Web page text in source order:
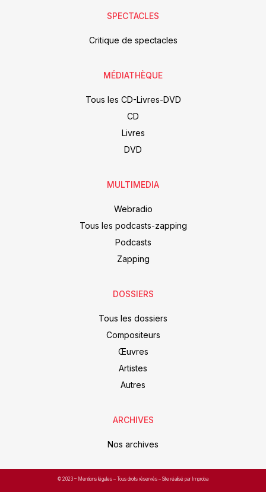
SPECTACLES
Critique de spectacles
MÉDIATHÈQUE
Tous les CD-Livres-DVD
CD
Livres
DVD
MULTIMEDIA
Webradio
Tous les podcasts-zapping
Podcasts
Zapping
DOSSIERS
Tous les dossiers
Compositeurs
Œuvres
Artistes
Autres
ARCHIVES
Nos archives
© 2023 – Mentions légales – Tous droits réservés – Site réalisé par Improba